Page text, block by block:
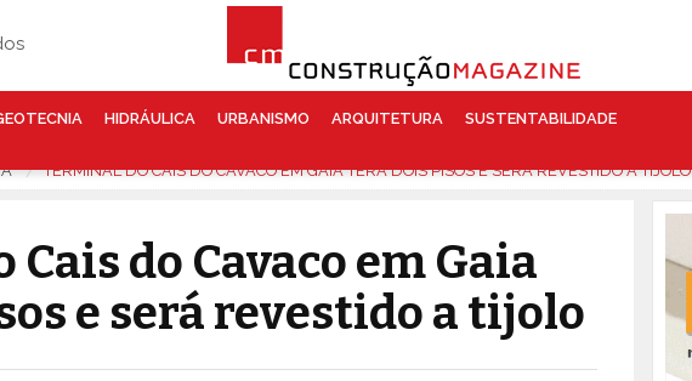
HIDRÁULICA URBANISMO ARQUITETURA
SUSTENTABILIDADE
TERMINAL DO CAIS DO CAVACO EM GAIA TERÁ DOIS PISOS E SERÁ REVESTIDO A TIJOLO
do Cavaco em Gaia
e será revestido a tijolo